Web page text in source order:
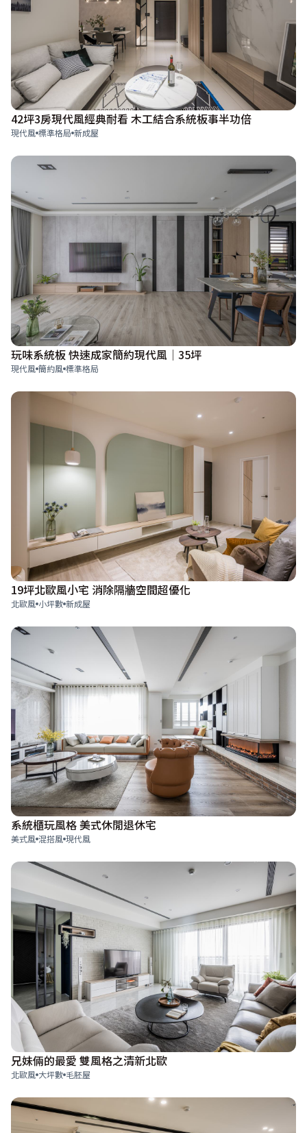
42坪3房現代風經典耐看 木工結合系統板事半功倍
現代風 標準格局 新成屋
玩味系統板 快速成家簡約現代風│35坪
現代風 簡約風 標準格局
19坪北歐風小宅 消除隔牆空間超優化
北歐風 小坪數 新成屋
系統櫃玩風格 美式休閒退休宅
美式風 混搭風 現代風
兄妹倆的最愛 雙風格之清新北歐
北歐風 大坪數 毛胚屋